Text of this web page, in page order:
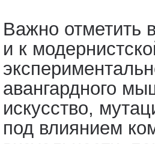
Важно отметить
и к
авангардного
искусство,
под влиянием